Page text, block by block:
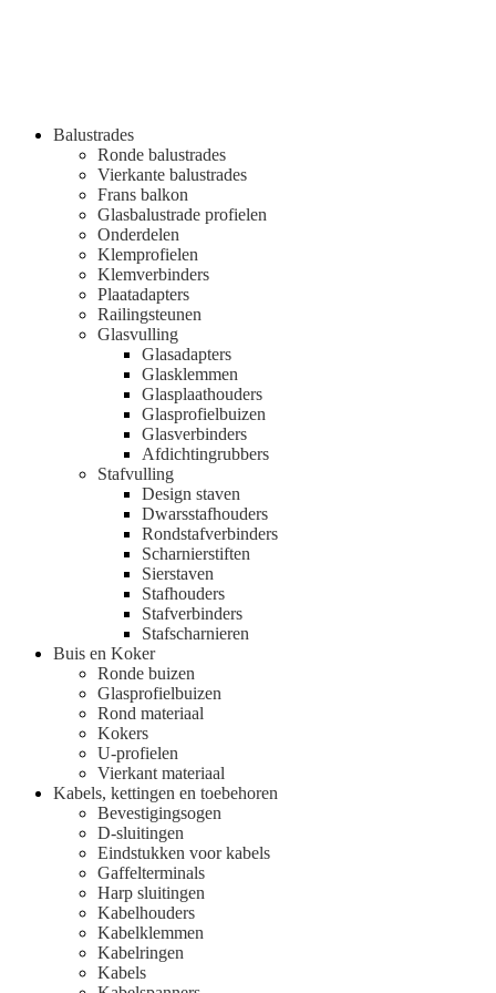
Balustrades
Ronde balustrades
Vierkante balustrades
Frans balkon
Glasbalustrade profielen
Onderdelen
Klemprofielen
Klemverbinders
Plaatadapters
Railingsteunen
Glasvulling
Glasadapters
Glasklemmen
Glasplaathouders
Glasprofielbuizen
Glasverbinders
Afdichtingrubbers
Stafvulling
Design staven
Dwarsstafhouders
Rondstafverbinders
Scharnierstiften
Sierstaven
Stafhouders
Stafverbinders
Stafscharnieren
Buis en Koker
Ronde buizen
Glasprofielbuizen
Rond materiaal
Kokers
U-profielen
Vierkant materiaal
Kabels, kettingen en toebehoren
Bevestigingsogen
D-sluitingen
Eindstukken voor kabels
Gaffelterminals
Harp sluitingen
Kabelhouders
Kabelklemmen
Kabelringen
Kabels